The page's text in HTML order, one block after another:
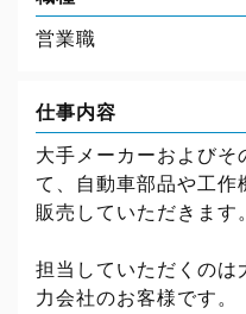
営業職
仕事内容
大手メーカーおよびそ
て、自動車部品や工作
販売していただきます
担当していただくのは
力会社のお客様です。